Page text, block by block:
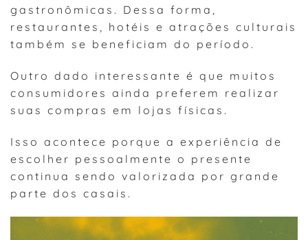
gastronômicas. Dessa forma,
restaurantes, hotéis e atrações culturais
também se beneficiam do período.
Outro dado interessante é que muitos
consumidores ainda preferem realizar
suas compras em lojas físicas.
Isso acontece porque a experiência de
escolher pessoalmente o presente
continua sendo valorizada por grande
parte dos casais.